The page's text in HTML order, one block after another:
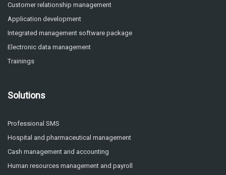
Customer relationship management
Application development
Integrated management software package
Electronic data management
Trainings
Solutions
Professional SMS
Hospital and pharmaceutical management
Cash management and accounting
Human resources management and payroll